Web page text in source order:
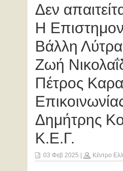
Δεν
Η
Βάλλη
Ζωή
Πέτρος
Δημήτρης
Κ.Ε.Γ.
03 Φεβ 2025 Κέντρο